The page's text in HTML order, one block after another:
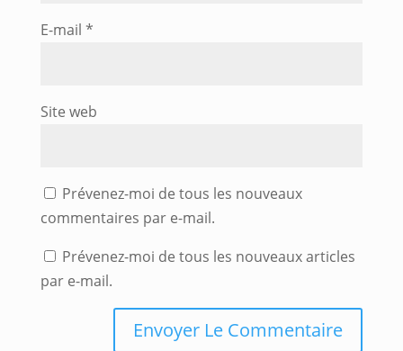
E-mail *
Site web
Prévenez-moi de tous les nouveaux
commentaires par e-mail.
Prévenez-moi de tous les nouveaux articles
par e-mail.